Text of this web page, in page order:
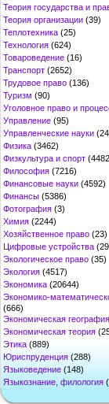
Теория государства и
Теория организации (39)
Теплотехника (25)
Технология (624)
Товароведение (16)
Транспорт (2652)
Трудовое право (136)
Туризм (90)
Уголовное право и
Управление (95)
Управленческие науки
Физика (3462)
Физкультура и спорт
Философия (7216)
Финансовые науки (4592)
Финансы (5386)
Фотография (3)
Химия (2244)
Хозяйственное право (23)
Цифровые устройства
Экологическое право (35)
Экология (4517)
Экономика (20644)
Экономико-
(666)
Экономическая география
Экономическая теория
Этика (889)
Юриспруденция (288)
Языковедение (148)
Языкознание, филология